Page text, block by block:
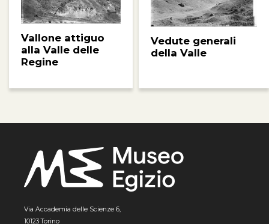
Vallone attiguo
alla Valle delle
Regine
Vedute generali
della Valle
Via Accademia delle Scienze 6,
10123 Torino